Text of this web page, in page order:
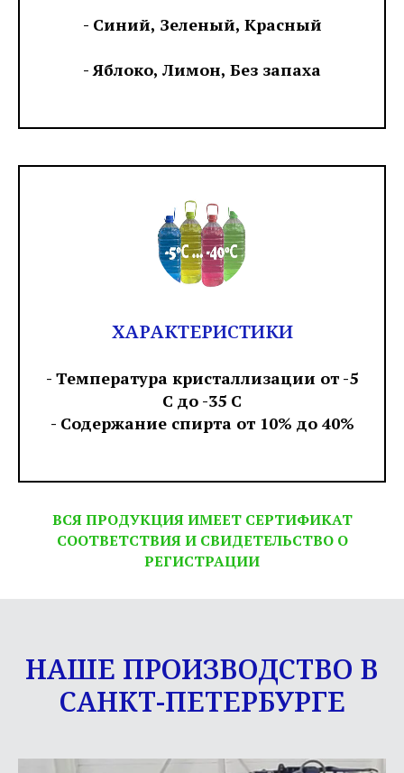
- Синий, Зеленый, Красный
- Яблоко, Лимон, Без запаха
ХАРАКТЕРИСТИКИ
- Температура кристаллизации от -5
С до -35 С
- Содержание спирта от 10% до 40%
ВСЯ ПРОДУКЦИЯ ИМЕЕТ СЕРТИФИКАТ
СООТВЕТСТВИЯ И СВИДЕТЕЛЬСТВО О
РЕГИСТРАЦИИ
НАШЕ ПРОИЗВОДСТВО В
САНКТ-ПЕТЕРБУРГЕ